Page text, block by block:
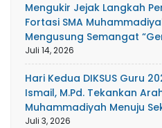
Mengukir Jejak Langkah
Fortasi SMA
Mengusung Semangat
Juli 14, 2026
Hari Kedua DIKSUS Guru
Ismail, M.Pd. Tekankan
Muhammadiyah Menuju
Juli 3, 2026